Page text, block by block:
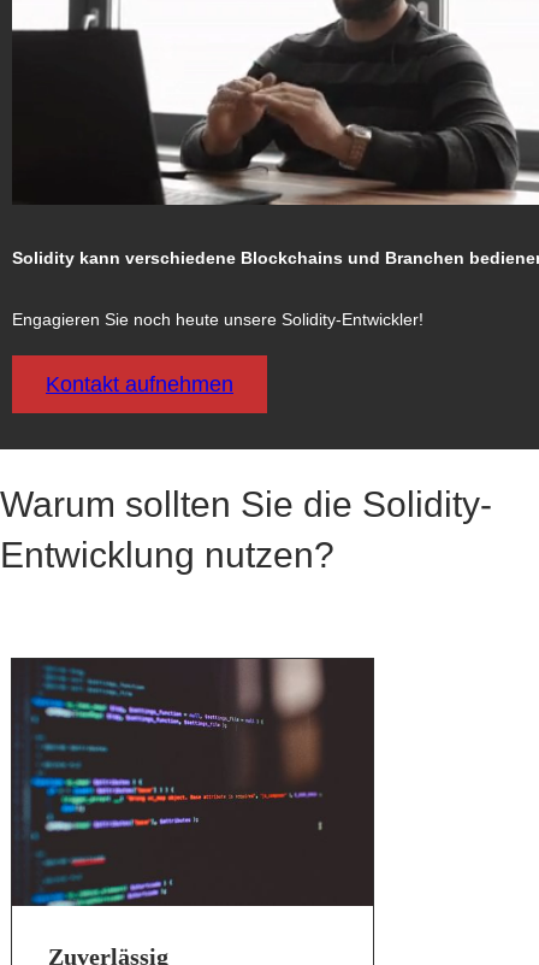
Solidity kann verschiedene Blockchains und Branchen
Engagieren Sie noch heute unsere Solidity-Entwickler!
Kontakt aufnehmen
Warum sollten Sie die Solidity-
Entwicklung nutzen?
Zuverlässig